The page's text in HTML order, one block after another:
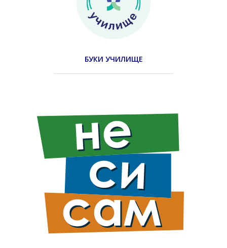
БУКИ УЧИЛИЩЕ